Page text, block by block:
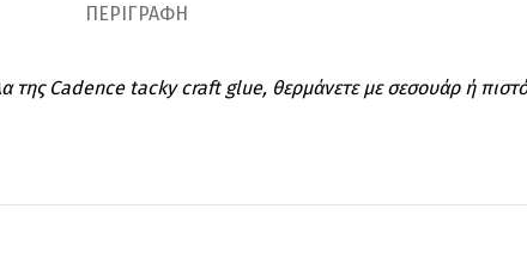
ΠΕΡΙΓΡΑΦΉ
της Cadence tacky craft glue, θερμάνετε με σεσουάρ ή